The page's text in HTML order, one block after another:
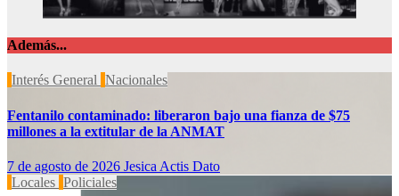
Además...
Interés General Nacionales
Fentanilo contaminado: liberaron bajo una fianza de $75
millones a la extitular de la ANMAT
7 de agosto de 2026 Jesica Actis Dato
Locales Policiales